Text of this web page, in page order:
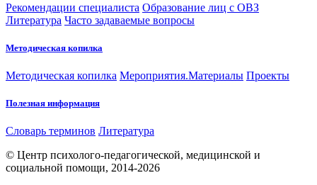
Рекомендации специалиста Образование лиц с ОВЗ
Литература Часто задаваемые вопросы
Методическая копилка
Методическая копилка Мероприятия.Материалы Проекты
Полезная информация
Словарь терминов Литература
© Центр психолого-педагогической, медицинской и
социальной помощи, 2014-2026